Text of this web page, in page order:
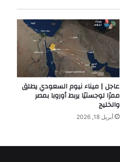
عاجل | ميناء نيوم السعودي يطلق
ممرًا لوجستيًا يربط أوروبا بمصر
والخليج
أبريل 18, 2026